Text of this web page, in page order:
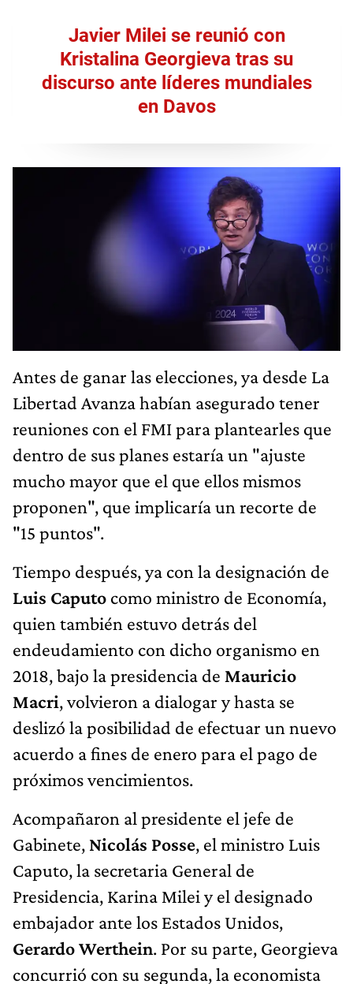
Javier Milei se reunió con
Kristalina Georgieva tras su
discurso ante líderes mundiales
en Davos
Antes de ganar las elecciones, ya desde La
Libertad Avanza habían asegurado tener
reuniones con el FMI para plantearles que
dentro de sus planes estaría un "ajuste
mucho mayor que el que ellos mismos
proponen", que implicaría un recorte de
"15 puntos".
Tiempo después, ya con la designación de
Luis Caputo como ministro de Economía,
quien también estuvo detrás del
endeudamiento con dicho organismo en
2018, bajo la presidencia de Mauricio
Macri, volvieron a dialogar y hasta se
deslizó la posibilidad de efectuar un nuevo
acuerdo a fines de enero para el pago de
próximos vencimientos.
Acompañaron al presidente el jefe de
Gabinete, Nicolás Posse, el ministro Luis
Caputo, la secretaria General de
Presidencia, Karina Milei y el designado
embajador ante los Estados Unidos,
Gerardo Werthein. Por su parte, Georgieva
concurrió con su segunda, la economista